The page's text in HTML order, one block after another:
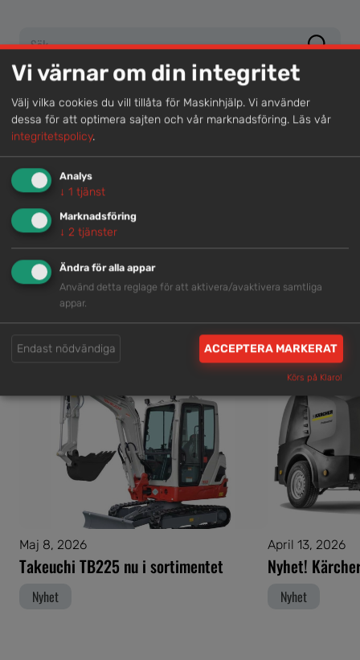
Sök …
KATEGORIER
Case(1)
Nyhet(11)
SENASTE NYTT
Här samlar vi intressant information om nyheter,
referenscase, produkter och mycket mer!
Maj 8, 2026
Takeuchi TB225 nu i sortimentet
Nyhet
April 13, 2026
Nyhet!
Nyhet
Vi värnar om din integritet
Välj vilka cookies du vill tillåta för Maskinhjälp. Vi använder
dessa för att optimera sajten och vår marknadsföring. Läs vår
integritetspolicy.
Analys
↓ 1 tjänst
Marknadsföring
↓ 2 tjänster
Ändra för alla appar
Använd detta reglage för att aktivera/avaktivera samtliga
appar.
Endast nödvändiga ACCEPTERA MARKERAT
Körs på Klaro!